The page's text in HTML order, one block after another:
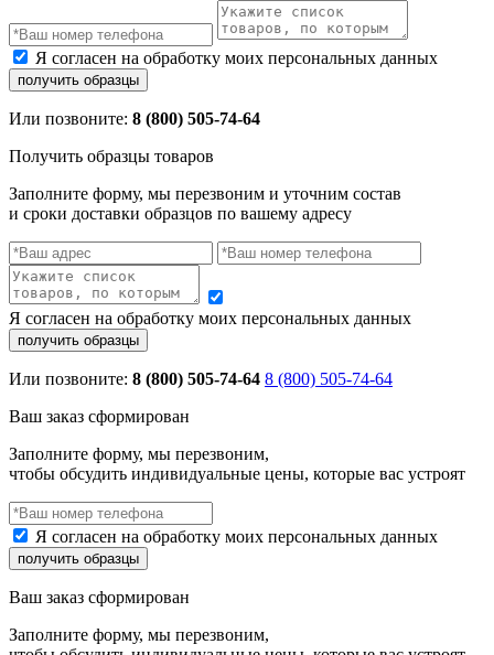
Я согласен на обработку моих персональных данных
Или позвоните: 8 (800) 505-74-64
Получить образцы товаров
Заполните форму, мы перезвоним и уточним состав
и сроки доставки образцов по вашему адресу
Я согласен на обработку моих персональных данных
Или позвоните: 8 (800) 505-74-64 8 (800) 505-74-64
Ваш заказ сформирован
Заполните форму, мы перезвоним,
чтобы обсудить индивидуальные цены, которые вас устроят
Я согласен на обработку моих персональных данных
Ваш заказ сформирован
Заполните форму, мы перезвоним,